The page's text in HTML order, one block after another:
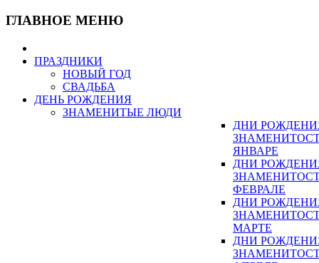
ГЛАВНОЕ МЕНЮ
ПРАЗДНИКИ
НОВЫЙ ГОД
СВАДЬБА
ДЕНЬ РОЖДЕНИЯ
ЗНАМЕНИТЫЕ ЛЮДИ
ДНИ
ЯНВАРЕ
ДНИ
ФЕВРАЛЕ
ДНИ
МАРТЕ
ДНИ